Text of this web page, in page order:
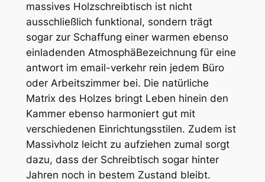
massives Holzschreibtisch ist nicht
ausschließlich funktional, sondern trägt
sogar zur Schaffung einer warmen ebenso
einladenden AtmosphäBezeichnung für eine
antwort im email-verkehr rein jedem Büro
oder Arbeitszimmer bei. Die natürliche
Matrix des Holzes bringt Leben hinein den
Kammer ebenso harmoniert gut mit
verschiedenen Einrichtungsstilen. Zudem ist
Massivholz leicht zu aufziehen zumal sorgt
dazu, dass der Schreibtisch sogar hinter
Jahren noch in bestem Zustand bleibt.